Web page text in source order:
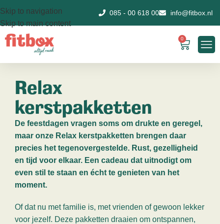
Skip to navigation
Skip to main content
085 - 00 618 00 info@fitbox.nl
0
Relax
kerstpakketten
De feestdagen vragen soms om drukte en geregel,
maar onze Relax kerstpakketten brengen daar
precies het tegenovergestelde. Rust, gezelligheid
en tijd voor elkaar. Een cadeau dat uitnodigt om
even stil te staan en écht te genieten van het
moment.
Of dat nu met familie is, met vrienden of gewoon lekker
voor jezelf. Deze pakketten draaien om ontspannen,